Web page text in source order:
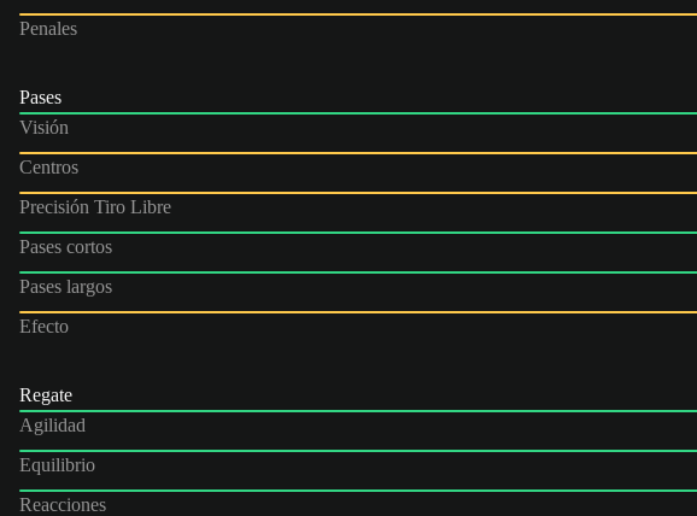
Penales
Pases
Visión
Centros
Precisión Tiro Libre
Pases cortos
Pases largos
Efecto
Regate
Agilidad
Equilibrio
Reacciones